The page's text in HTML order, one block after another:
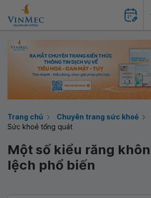
Trang chủ
Chuyên trang sức khoẻ
Sức khoẻ tổng quát
Một số kiểu răng
lệch phổ biến